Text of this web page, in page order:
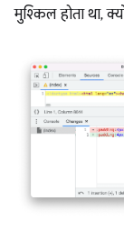
मुश्किल होता था,